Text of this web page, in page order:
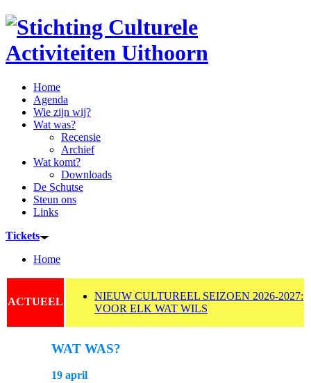
Home
Agenda
Wie zijn wij?
Wat was?
Recensie
Archief
Wat komt?
Downloads
De Schutse
Steun ons
Links
Tickets
Home
ACTUEEL
NIEUW CULTUREEL SEIZOEN 2026-2027:
VOOR ELK WAT WILS
WAT WAS?
19 april